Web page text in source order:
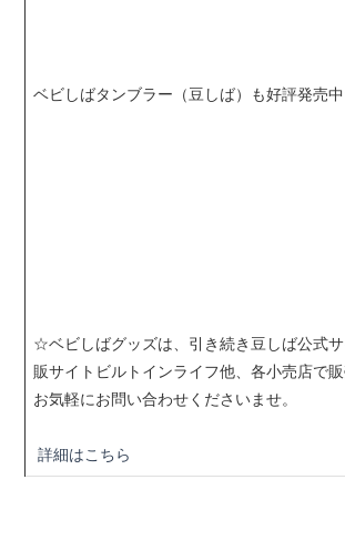
ベビしばタンブラー（豆しば）も好評発売
☆ベビしばグッズは、引き続き豆しば公式
販サイトビルトインライフ他、各小売店で販
お気軽にお問い合わせくださいませ。
詳細はこちら